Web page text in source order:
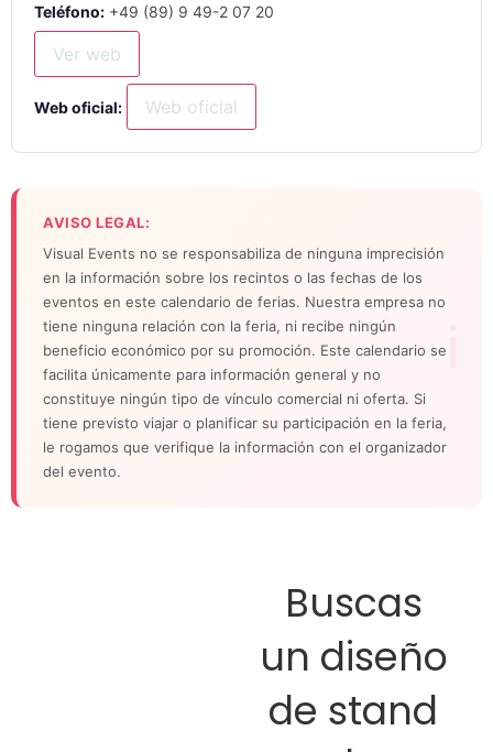
Teléfono: +49 (89) 9 49-2 07 20
Ver web
Web oficial: Web oficial
AVISO LEGAL:
Visual Events no se responsabiliza de ninguna imprecisión
en la información sobre los recintos o las fechas de los
eventos en este calendario de ferias. Nuestra empresa no
tiene ninguna relación con la feria, ni recibe ningún
beneficio económico por su promoción. Este calendario se
facilita únicamente para información general y no
constituye ningún tipo de vínculo comercial ni oferta. Si
tiene previsto viajar o planificar su participación en la feria,
le rogamos que verifique la información con el organizador
del evento.
Buscas
un diseño
de stand